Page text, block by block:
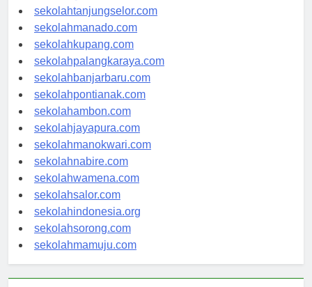
sekolahgorontalo.com
sekolahtanjungselor.com
sekolahmanado.com
sekolahkupang.com
sekolahpalangkaraya.com
sekolahbanjarbaru.com
sekolahpontianak.com
sekolahambon.com
sekolahjayapura.com
sekolahmanokwari.com
sekolahnabire.com
sekolahwamena.com
sekolahsalor.com
sekolahindonesia.org
sekolahsorong.com